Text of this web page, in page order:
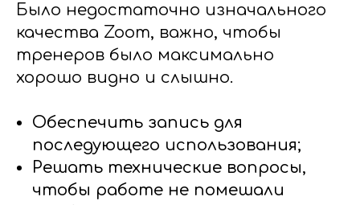
Было недостаточно изначального
качества Zoom, важно, чтобы
тренеров было максимально
хорошо видно и слышно.
Обеспечить запись для
последующего использования;
Решать технические вопросы,
чтобы работе не помешали